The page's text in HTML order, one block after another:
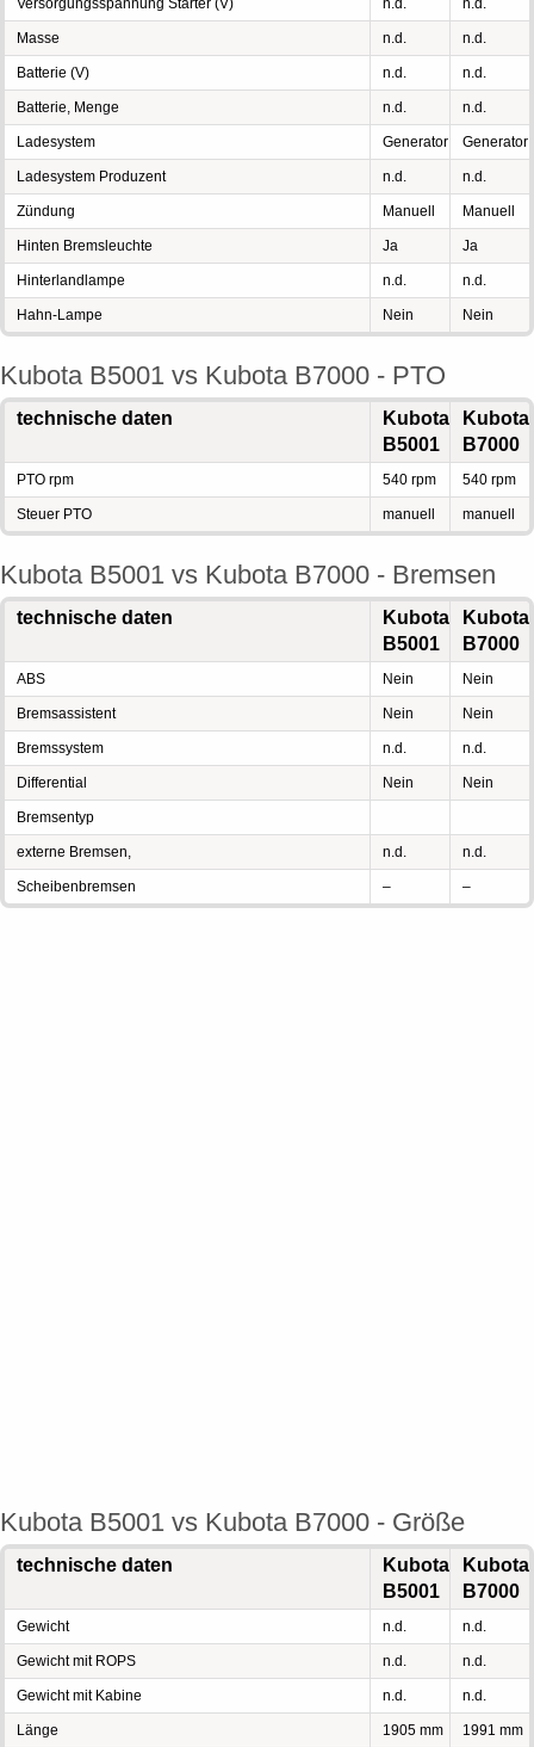
Versorgungsspannung Starter (V) n.d. n.d.
Masse n.d. n.d.
Batterie (V) n.d. n.d.
Batterie, Menge n.d. n.d.
Ladesystem Generator Generator
Ladesystem Produzent n.d. n.d.
Zündung Manuell Manuell
Hinten Bremsleuchte Ja Ja
Hinterlandlampe n.d. n.d.
Hahn-Lampe Nein Nein
Kubota B5001 vs Kubota B7000 - PTO
technische daten
Kubota
B5001
Kubota
B7000
PTO rpm 540 rpm 540 rpm
Steuer PTO manuell manuell
Kubota B5001 vs Kubota B7000 - Bremsen
technische daten
Kubota
B5001
Kubota
B7000
ABS Nein Nein
Bremsassistent Nein Nein
Bremssystem n.d. n.d.
Differential Nein Nein
Bremsentyp
externe Bremsen, n.d. n.d.
Scheibenbremsen – –
Kubota B5001 vs Kubota B7000 - Größe
technische daten
Kubota
B5001
Kubota
B7000
Gewicht n.d. n.d.
Gewicht mit ROPS n.d. n.d.
Gewicht mit Kabine n.d. n.d.
Länge 1905 mm 1991 mm